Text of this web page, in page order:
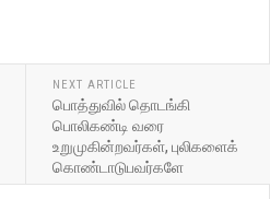
NEXT ARTICLE
பொத்துவில் தொடங்கி
பொலிகண்டி வரை
உறுமுகின்றவர்கள், புலிகளைக்
கொண்டாடுபவர்களே